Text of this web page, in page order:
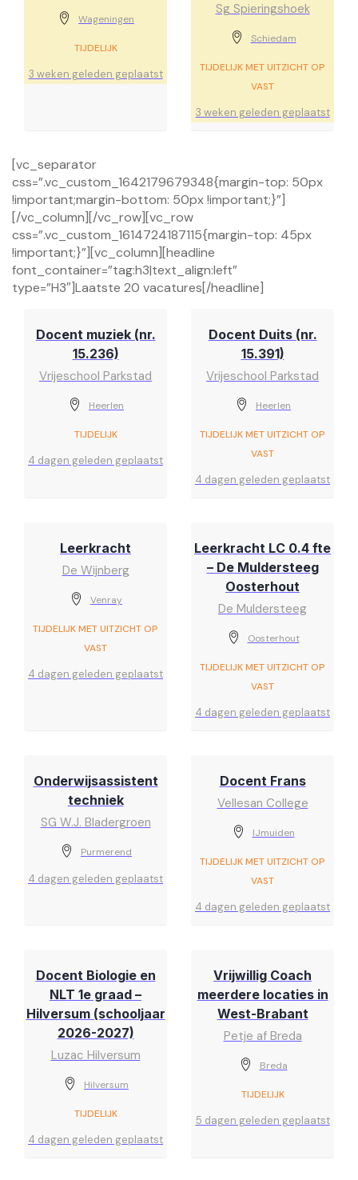
Wageningen
TIJDELIJK
3 weken geleden geplaatst
Sg Spieringshoek
Schiedam
TIJDELIJK MET UITZICHT OP
VAST
3 weken geleden geplaatst
[vc_separator
css=”.vc_custom_1642179679348{margin-top: 50px
!important;margin-bottom: 50px !important;}”]
[/vc_column][/vc_row][vc_row
css=”.vc_custom_1614724187115{margin-top: 45px
!important;}”][vc_column][headline
font_container=”tag:h3|text_align:left”
type=”H3″]Laatste 20 vacatures[/headline]
Docent muziek (nr.
15.236)
Vrijeschool Parkstad
Heerlen
TIJDELIJK
4 dagen geleden geplaatst
Docent Duits (nr.
15.391)
Vrijeschool Parkstad
Heerlen
TIJDELIJK MET UITZICHT OP
VAST
4 dagen geleden geplaatst
Leerkracht
De Wijnberg
Venray
TIJDELIJK MET UITZICHT OP
VAST
4 dagen geleden geplaatst
Leerkracht LC 0.4 fte
– De Muldersteeg
Oosterhout
De Muldersteeg
Oosterhout
TIJDELIJK MET UITZICHT OP
VAST
4 dagen geleden geplaatst
Onderwijsassistent
techniek
SG W.J. Bladergroen
Purmerend
4 dagen geleden geplaatst
Docent Frans
Vellesan College
IJmuiden
TIJDELIJK MET UITZICHT OP
VAST
4 dagen geleden geplaatst
Docent Biologie en
NLT 1e graad –
Hilversum (schooljaar
2026-2027)
Luzac Hilversum
Hilversum
TIJDELIJK
4 dagen geleden geplaatst
Vrijwillig Coach
meerdere locaties in
West-Brabant
Petje af Breda
Breda
TIJDELIJK
5 dagen geleden geplaatst